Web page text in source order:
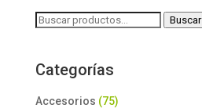
Buscar
Buscar
Categorías
Accesorios (75)